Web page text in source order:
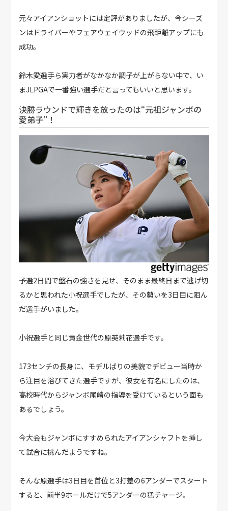
元々アイアンショットには定評がありましたが、今シーズ
ンはドライバーやフェアウェイウッドの飛距離アップにも
成功。
鈴木愛選手ら実力者がなかなか調子が上がらない中で、い
まJLPGAで一番強い選手だと言ってもいいと思います。
決勝ラウンドで輝きを放ったのは“元祖ジャンボの
愛弟子”！
予選2日間で盤石の強さを見せ、そのまま最終日まで逃げ切
るかと思われた小祝選手でしたが、その勢いを3日目に阻ん
だ選手がいました。
小祝選手と同じ黄金世代の原英莉花選手です。
173センチの長身に、モデルばりの美貌でデビュー当時か
ら注目を浴びてきた選手ですが、彼女を有名にしたのは、
高校時代からジャンボ尾崎の指導を受けているという面も
あるでしょう。
今大会もジャンボにすすめられたアイアンシャフトを挿し
て試合に挑んだようですね。
そんな原選手は3日目を首位と3打差の6アンダーでスタート
すると、前半9ホールだけで5アンダーの猛チャージ。